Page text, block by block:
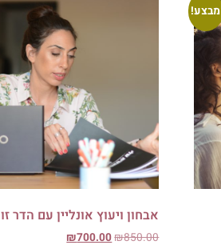
מבצע!
אבחון ויעוץ אונליין עם הדר
₪850.00
₪700.00